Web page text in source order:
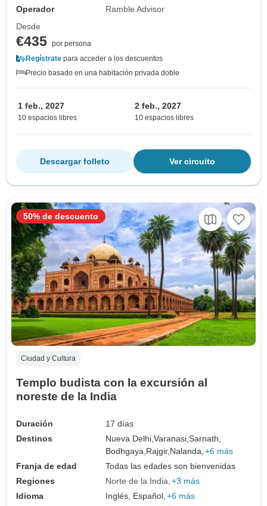
Operador
Ramble Advisor
Desde
€435 por persona
Regístrate para acceder a los descuentos
Precio basado en una habitación privada doble
1 feb., 2027
10 espacios libres
2 feb., 2027
10 espacios libres
Ver circuito
Descargar folleto
Ciudad y Cultura
Templo budista con la excursión al
noreste de la India
Duración
17 días
Destinos
Nueva Delhi,Varanasi,Sarnath,
Bodhgaya, Rajgir, Nalanda, +6 más
Franja de edad
Todas las edades son bienvenidas
Regiones
Norte de la India +3 más
Idioma
Inglés, Español, +6 más
50% de descuento